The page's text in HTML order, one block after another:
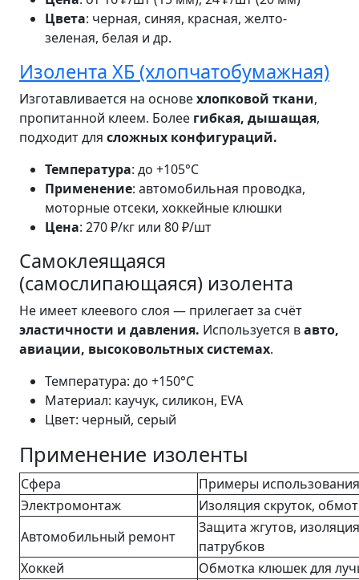
Цвета: черная, синяя, красная, желто-
зеленая, белая и др.
Изолента ХБ (хлопчатобумажная)
Изготавливается на основехлопковой ткани,
пропитанной клеем. Более гибкая, дышащая,
подходит для сложных конфигураций.
Температура: до +105°C
Применение: автомобильная проводка,
моторные отсеки, хоккейные клюшки
Цена: 270 ₽/кг или 80 ₽/шт
Самоклеящаяся
(самослипающаяся) изолента
Не имеет клеевого слоя — прилегает за счёт
эластичности и давления. Используется вавто,
авиации, высоковольтных системах.
Температура: до +150°C
Материал: каучук, силикон, EVA
Цвет: черный, серый
Применение изоленты
Сфера
Примеры использования
Электромонтаж
Изоляция скруток,
Автомобильный ремонт
Защита жгутов,
патрубков
Хоккей
Обмотка клюшек для